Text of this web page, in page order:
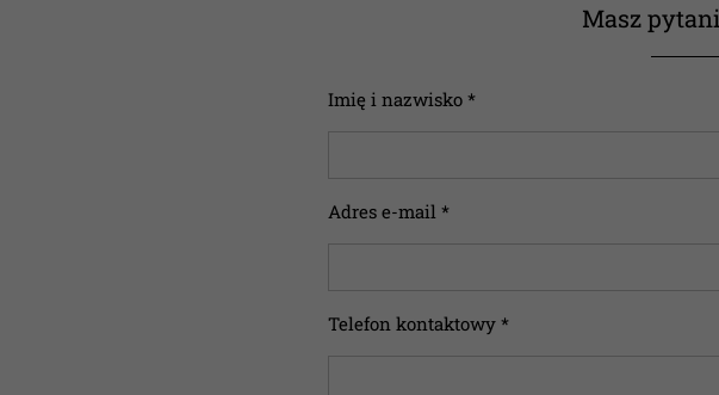
Masz
Imię i nazwisko *
Adres e-mail *
Telefon kontaktowy *